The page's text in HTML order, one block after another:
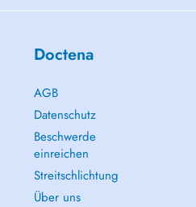
Doctena
AGB
Datenschutz
Beschwerde
einreichen
Streitschlichtung
Über uns